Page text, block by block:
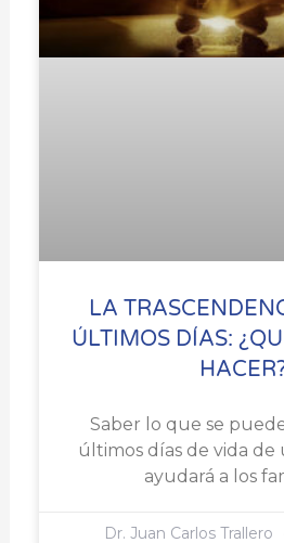
LA
ÚLTIMOS DÍAS:
Saber lo que se
últimos días de vida de
ayudará a los
Dr. Juan Carlos Trallero